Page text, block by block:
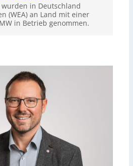
in Deutschland
(WEA) an Land mit einer
in Betrieb genommen.